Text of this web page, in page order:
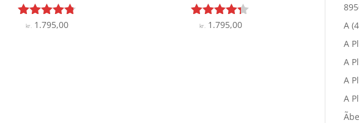
Vurderet
kr. 1.795,00
Vurderet
kr. 1.795,00
A
A
A
A
A